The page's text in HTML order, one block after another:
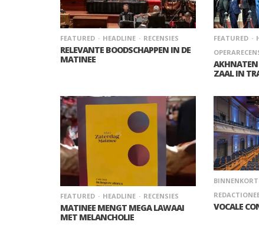
FEATURED HEADLINE RECENSIES
RELEVANTE BOODSCHAPPEN IN DE
MATINEE
FEATURED
AKHNATEN
ZAAL IN
FEATURED HEADLINE RECENSIES
MATINEE MENGT MEGA LAWAAI
MET MELANCHOLIE
BINNENKORT
VOCALE